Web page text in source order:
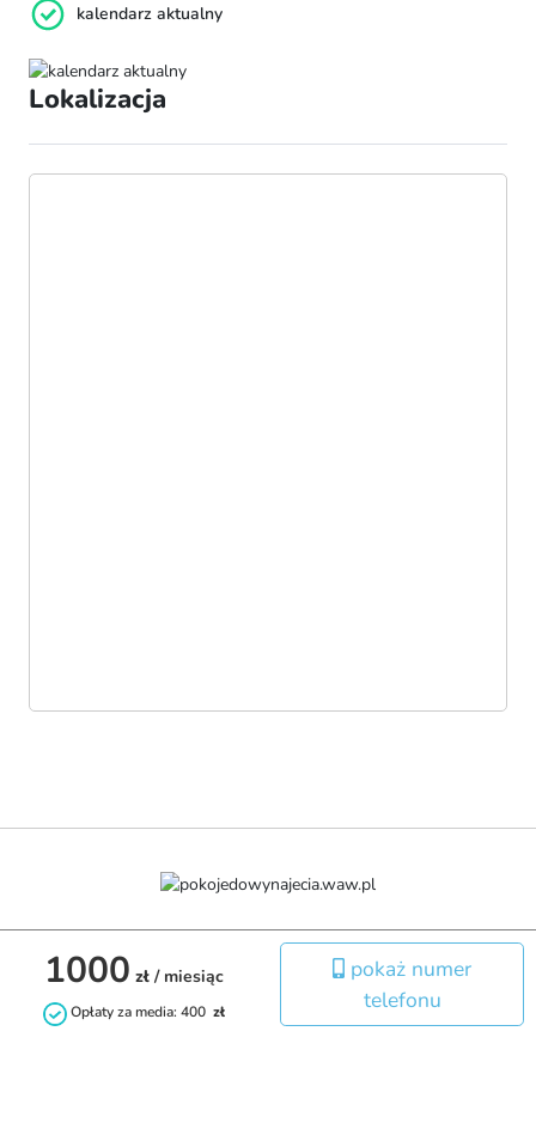
kalendarz aktualny
Lokalizacja
1000 zł / miesiąc
Opłaty za media: 400 zł
pokaż numer
telefonu
O nas